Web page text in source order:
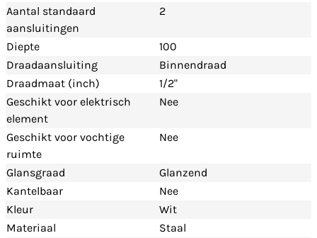
Aantal standaard
aansluitingen
2
Diepte
100
Draadaansluiting
Binnendraad
Draadmaat (inch)
1/2"
Geschikt voor elektrisch
element
Nee
Geschikt voor vochtige
ruimte
Nee
Glansgraad
Glanzend
Kantelbaar
Nee
Kleur
Wit
Materiaal
Staal